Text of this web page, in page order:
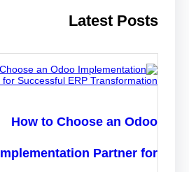
Latest Posts
How to Choose an Odoo
Implementation Partner for